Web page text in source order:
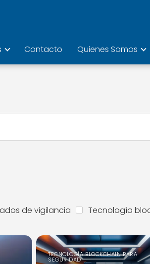
Contacto Quienes Somos
de vigilancia Tecnología
TECNOLOGÍA BLOCKCHAIN PARA
SEGURIDAD